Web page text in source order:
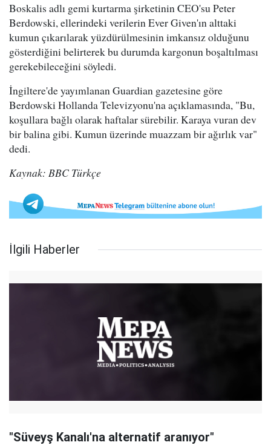
Boskalis adlı gemi kurtarma şirketinin CEO'su Peter
Berdowski, ellerindeki verilerin Ever Given'ın alttaki
kumun çıkarılarak yüzdürülmesinin imkansız olduğunu
gösterdiğini belirterek bu durumda kargonun boşaltılması
gerekebileceğini söyledi.
İngiltere'de yayımlanan Guardian gazetesine göre
Berdowski Hollanda Televizyonu'na açıklamasında, "Bu,
koşullara bağlı olarak haftalar sürebilir. Karaya vuran dev
bir balina gibi. Kumun üzerinde muazzam bir ağırlık var"
dedi.
Kaynak: BBC Türkçe
İlgili Haberler
"Süveyş Kanalı'na alternatif aranıyor"